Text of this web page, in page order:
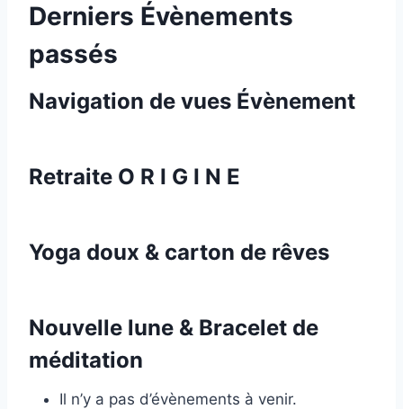
Derniers Évènements
passés
Navigation de vues Évènement
Retraite O R I G I N E
Yoga doux & carton de rêves
Nouvelle lune & Bracelet de
méditation
Il n’y a pas d’évènements à venir.